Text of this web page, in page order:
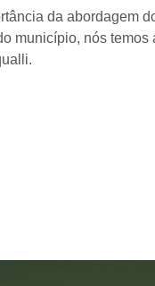
da abordagem
município, nós